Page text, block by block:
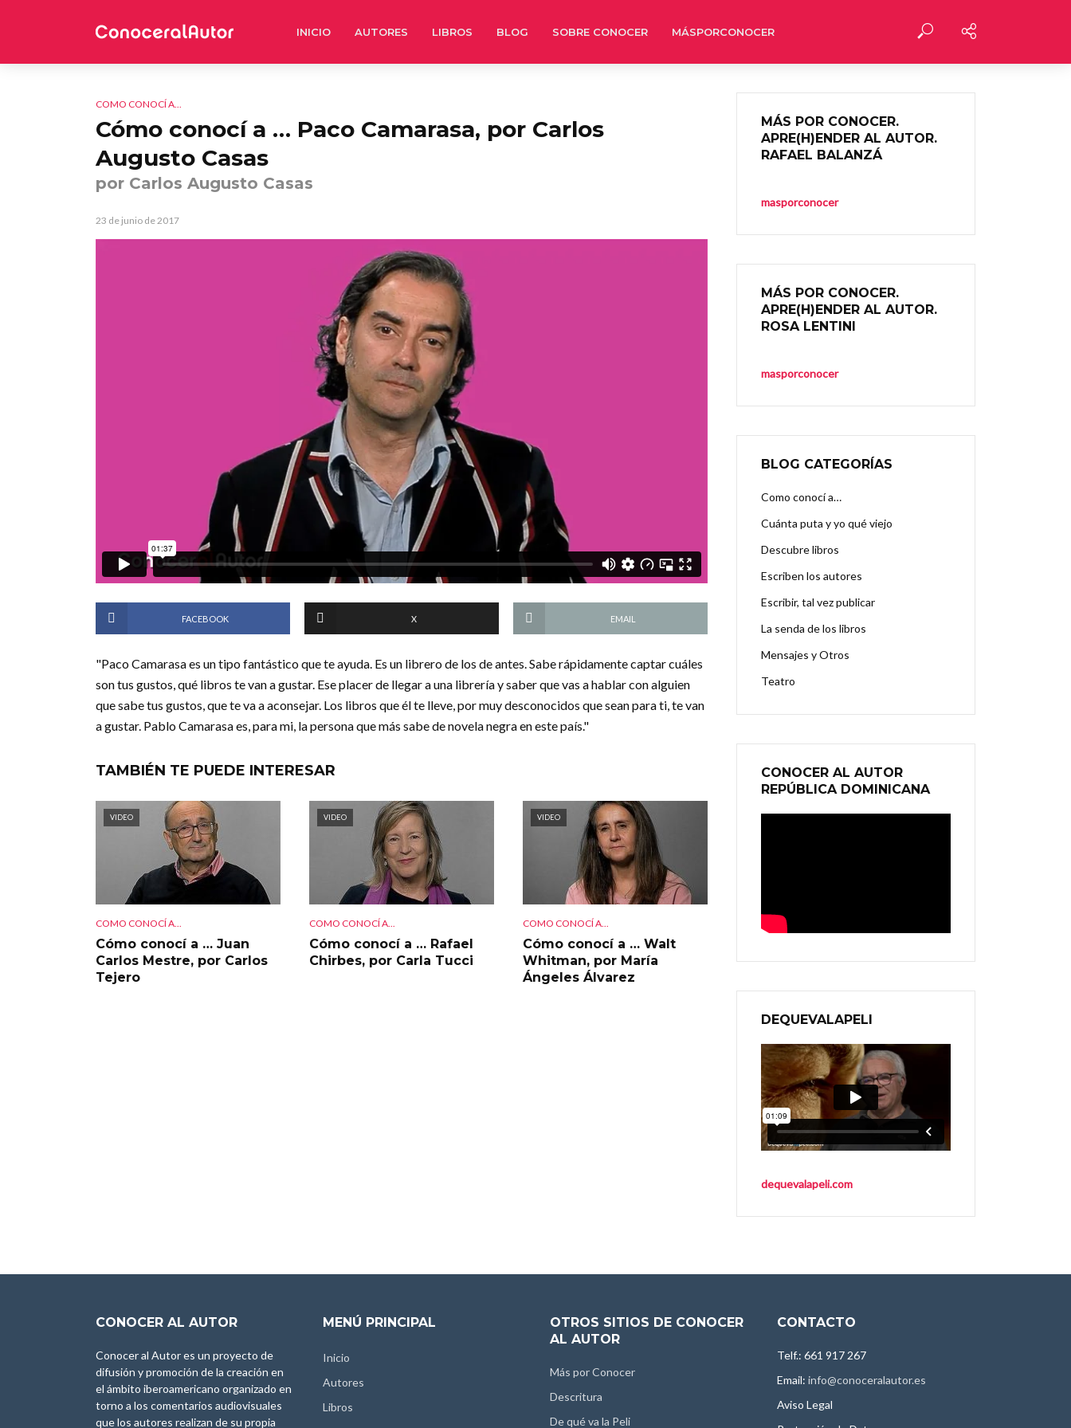
INICIO AUTORES LIBROS BLOG SOBRE CONOCER MÁSPORCONOCER
COMO CONOCÍ A...
Cómo conocí a … Paco Camarasa, por Carlos
Augusto Casas
por Carlos Augusto Casas
23 de junio de 2017
FACEBOOK X EMAIL
"Paco Camarasa es un tipo fantástico que te ayuda. Es un librero de los de antes. Sabe rápidamente captar cuáles
son tus gustos, qué libros te van a gustar. Ese placer de llegar a una librería y saber que vas a hablar con alguien
que sabe tus gustos, que te va a aconsejar. Los libros que él te lleve, por muy desconocidos que sean para ti, te van
a gustar. Pablo Camarasa es, para mi, la persona que más sabe de novela negra en este país."
TAMBIÉN TE PUEDE INTERESAR
VIDEO
COMO CONOCÍ A...
Cómo conocí a … Juan
Carlos Mestre, por Carlos
Tejero
VIDEO
COMO CONOCÍ A...
Cómo conocí a … Rafael
Chirbes, por Carla Tucci
VIDEO
COMO CONOCÍ A...
Cómo conocí a … Walt
Whitman, por María
Ángeles Álvarez
MÁS POR CONOCER.
APRE(H)ENDER AL AUTOR.
RAFAEL BALANZÁ
masporconocer
MÁS POR CONOCER.
APRE(H)ENDER AL AUTOR.
ROSA LENTINI
masporconocer
BLOG CATEGORÍAS
Como conocí a…
Cuánta puta y yo qué viejo
Descubre libros
Escriben los autores
Escribir, tal vez publicar
La senda de los libros
Mensajes y Otros
Teatro
CONOCER AL AUTOR
REPÚBLICA DOMINICANA
DEQUEVALAPELI
dequevalapeli.com
CONOCER AL AUTOR
Conocer al Autor es un proyecto de
difusión y promoción de la creación en
el ámbito iberoamericano organizado en
torno a los comentarios audiovisuales
que los autores realizan de su propia
MENÚ PRINCIPAL
Inicio
Autores
Libros
OTROS SITIOS DE CONOCER
AL AUTOR
Más por Conocer
Descritura
De qué va la Peli
CONTACTO
Telf.: 661 917 267
Email: info@conoceralautor.es
Aviso Legal